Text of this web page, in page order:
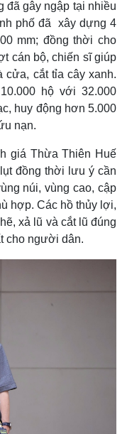
đã gây ngập tại nhiều
phố đã xây dựng 4
mm; đồng thời cho
cán bộ, chiến sĩ giúp
cửa, cắt tỉa cây xanh.
hộ với 32.000
huy động hơn 5.000
nạn.
giá Thừa Thiên Huế
đồng thời lưu ý cần
núi, vùng cao, cập
hợp. Các hồ thủy lợi,
xả lũ và cắt lũ đúng
cho người dân.